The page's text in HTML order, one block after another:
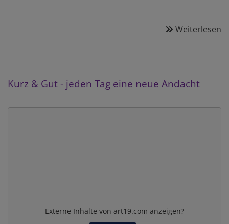
Weiterlesen
Kurz & Gut - jeden Tag eine neue Andacht
Externe Inhalte von art19.com anzeigen?